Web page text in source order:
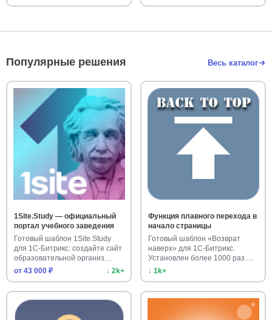
Популярные решения Весь каталог
1Site.Study — официальный
портал учебного заведения
Готовый шаблон 1Site.Study
для 1С-Битрикс: создайте сайт
образовательной организ…
от 43 000 ₽
↓ 2k+
Функция плавного перехода в
начало страницы
Готовый шаблон «Возврат
наверх» для 1С-Битрикс.
Установлен более 1000 раз.
Улучш…
↓ 1k+